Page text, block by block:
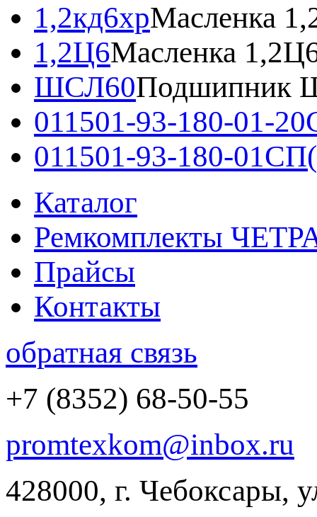
1,2кд6хрМасленка
1,2Ц6Масленка
ШСЛ60Подшипник
011501-93-180-01-
011501-93-180-
Каталог
Ремкомплекты
Прайсы
Контакты
обратная связь
+7 (8352) 68-50-55
promtexkom@inbox.ru
428000, г. Чебоксары,